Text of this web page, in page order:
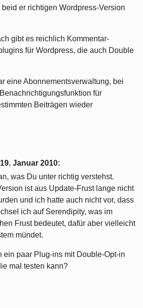
er richtigen Wordpress-Version
gibt es reichlich Kommentar-
für Wordpress, die auch Double
eine Abonnementsverwaltung, bei
für
Beiträgen wieder
Januar 2010:
was Du unter richtig verstehst.
ist aus Update-Frust lange nicht
und ich hatte auch nicht vor, dass
ich auf Serendipity, was im
Frust bedeutet, dafür aber vielleicht
mündet.
ein paar Plug-ins mit Double-Opt-in
mal testen kann?